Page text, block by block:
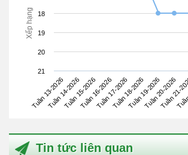
Xếp hạng
Tuần 13-2026
Tuần 14-2026Tuần 15-2026Tuần 16-2026Tuần 17-2026Tuần 18-2026Tuần 19-2026Tuần 20-2026
Tuần 21-
18
19
20
21
Tin tức liên quan